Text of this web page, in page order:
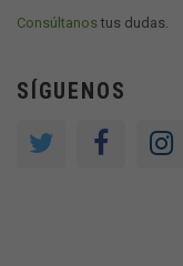
Consúltanostus dudas.
SÍGUENOS